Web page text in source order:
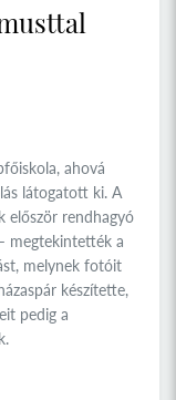
ahová
látogatott ki. A
először rendhagyó
megtekintették a
melynek fotóit
készítette,
pedig a